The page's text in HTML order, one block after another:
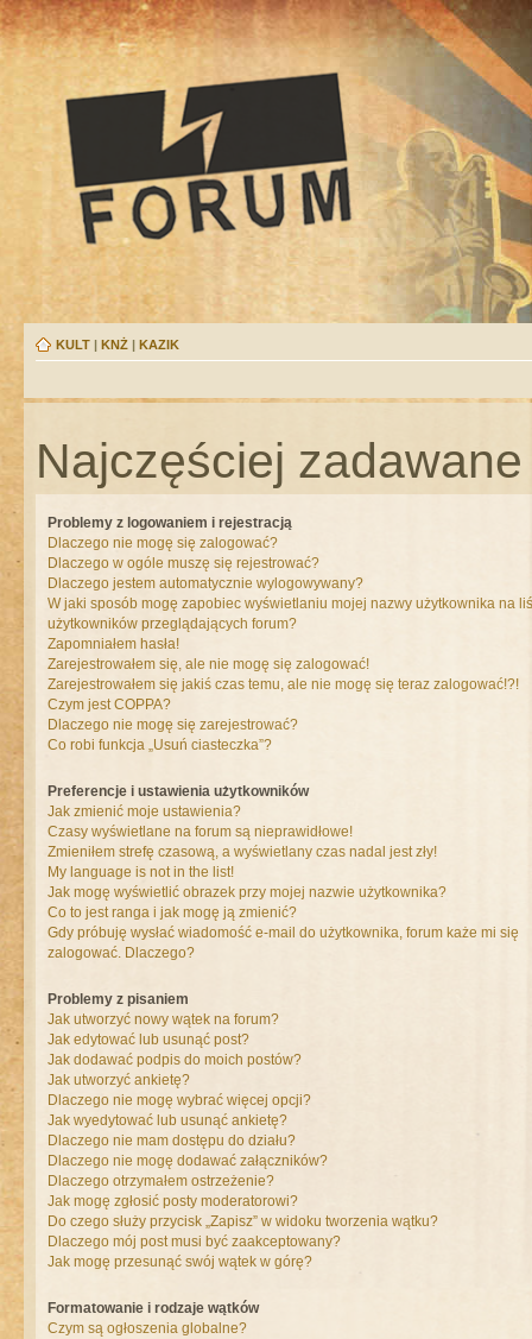
KULT | KNŻ | KAZIK
Najczęściej
Problemy z logowaniem i rejestracją
Dlaczego nie mogę się zalogować?
Dlaczego w ogóle muszę się rejestrować?
Dlaczego jestem automatycznie wylogowywany?
W jaki sposób mogę zapobiec wyświetlaniu mojej nazwy użytkownika na
użytkowników przeglądających forum?
Zapomniałem hasła!
Zarejestrowałem się, ale nie mogę się zalogować!
Zarejestrowałem się jakiś czas temu, ale nie mogę się teraz zalogować!?!
Czym jest COPPA?
Dlaczego nie mogę się zarejestrować?
Co robi funkcja „Usuń ciasteczka”?
Preferencje i ustawienia użytkowników
Jak zmienić moje ustawienia?
Czasy wyświetlane na forum są nieprawidłowe!
Zmieniłem strefę czasową, a wyświetlany czas nadal jest zły!
My language is not in the list!
Jak mogę wyświetlić obrazek przy mojej nazwie użytkownika?
Co to jest ranga i jak mogę ją zmienić?
Gdy próbuję wysłać wiadomość e-mail do użytkownika, forum każe mi się
zalogować. Dlaczego?
Problemy z pisaniem
Jak utworzyć nowy wątek na forum?
Jak edytować lub usunąć post?
Jak dodawać podpis do moich postów?
Jak utworzyć ankietę?
Dlaczego nie mogę wybrać więcej opcji?
Jak wyedytować lub usunąć ankietę?
Dlaczego nie mam dostępu do działu?
Dlaczego nie mogę dodawać załączników?
Dlaczego otrzymałem ostrzeżenie?
Jak mogę zgłosić posty moderatorowi?
Do czego służy przycisk „Zapisz” w widoku tworzenia wątku?
Dlaczego mój post musi być zaakceptowany?
Jak mogę przesunąć swój wątek w górę?
Formatowanie i rodzaje wątków
Czym są ogłoszenia globalne?